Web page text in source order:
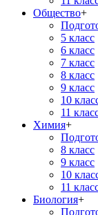
Общество+
5 класс
6 класс
7 класс
8 класс
9 класс
10
11
Химия+
8 класс
9 класс
10
11
Биология+